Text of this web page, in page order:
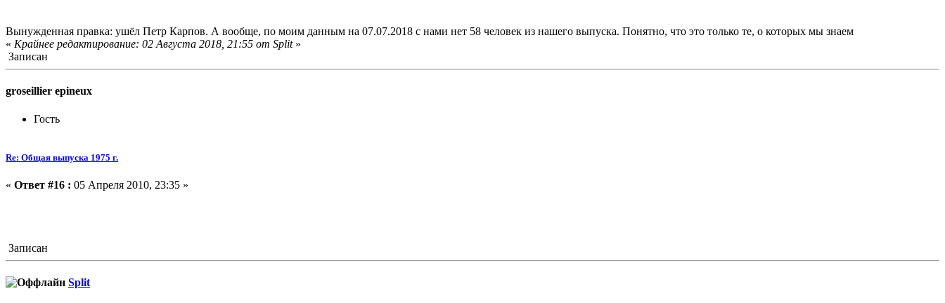
Вынужденная правка: ушёл Петр Карпов. А вообще, по моим данным на 07.07.2018 с нами нет 58 человек из нашего выпуска. Понятно, что это только те, о которых мы знаем
« Крайнее редактирование: 02 Августа 2018, 21:55 от Split»
Записан
groseillier epineux
Гость
Re: Общая выпуска 1975 г.
« Ответ #16 : 05 Апреля 2010, 23:35 »
Записан
Split